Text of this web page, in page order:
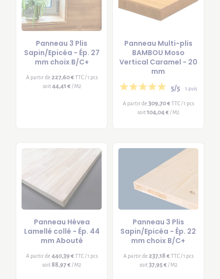
Panneau 3 Plis
Sapin/Epicéa - Ép. 27
mm choix B/C+
A partir de 227,60 € TTC / 1 pcs
soit44,41 € / M2
Panneau Multi-plis
BAMBOU Moso
Vertical Caramel - 20
mm
5/5 1 avis
A partir de 309,70 € TTC / 1 pcs
soit104,04 € / M2
Panneau Hévea
Lamellé collé - Ép. 44
mm Abouté
A partir de 440,39 € TTC / 1 pcs
soit88,97 € / M2
Panneau 3 Plis
Sapin/Epicéa - Ép. 22
mm choix B/C+
A partir de 237,18 € TTC / 1 pcs
soit37,95 € / M2